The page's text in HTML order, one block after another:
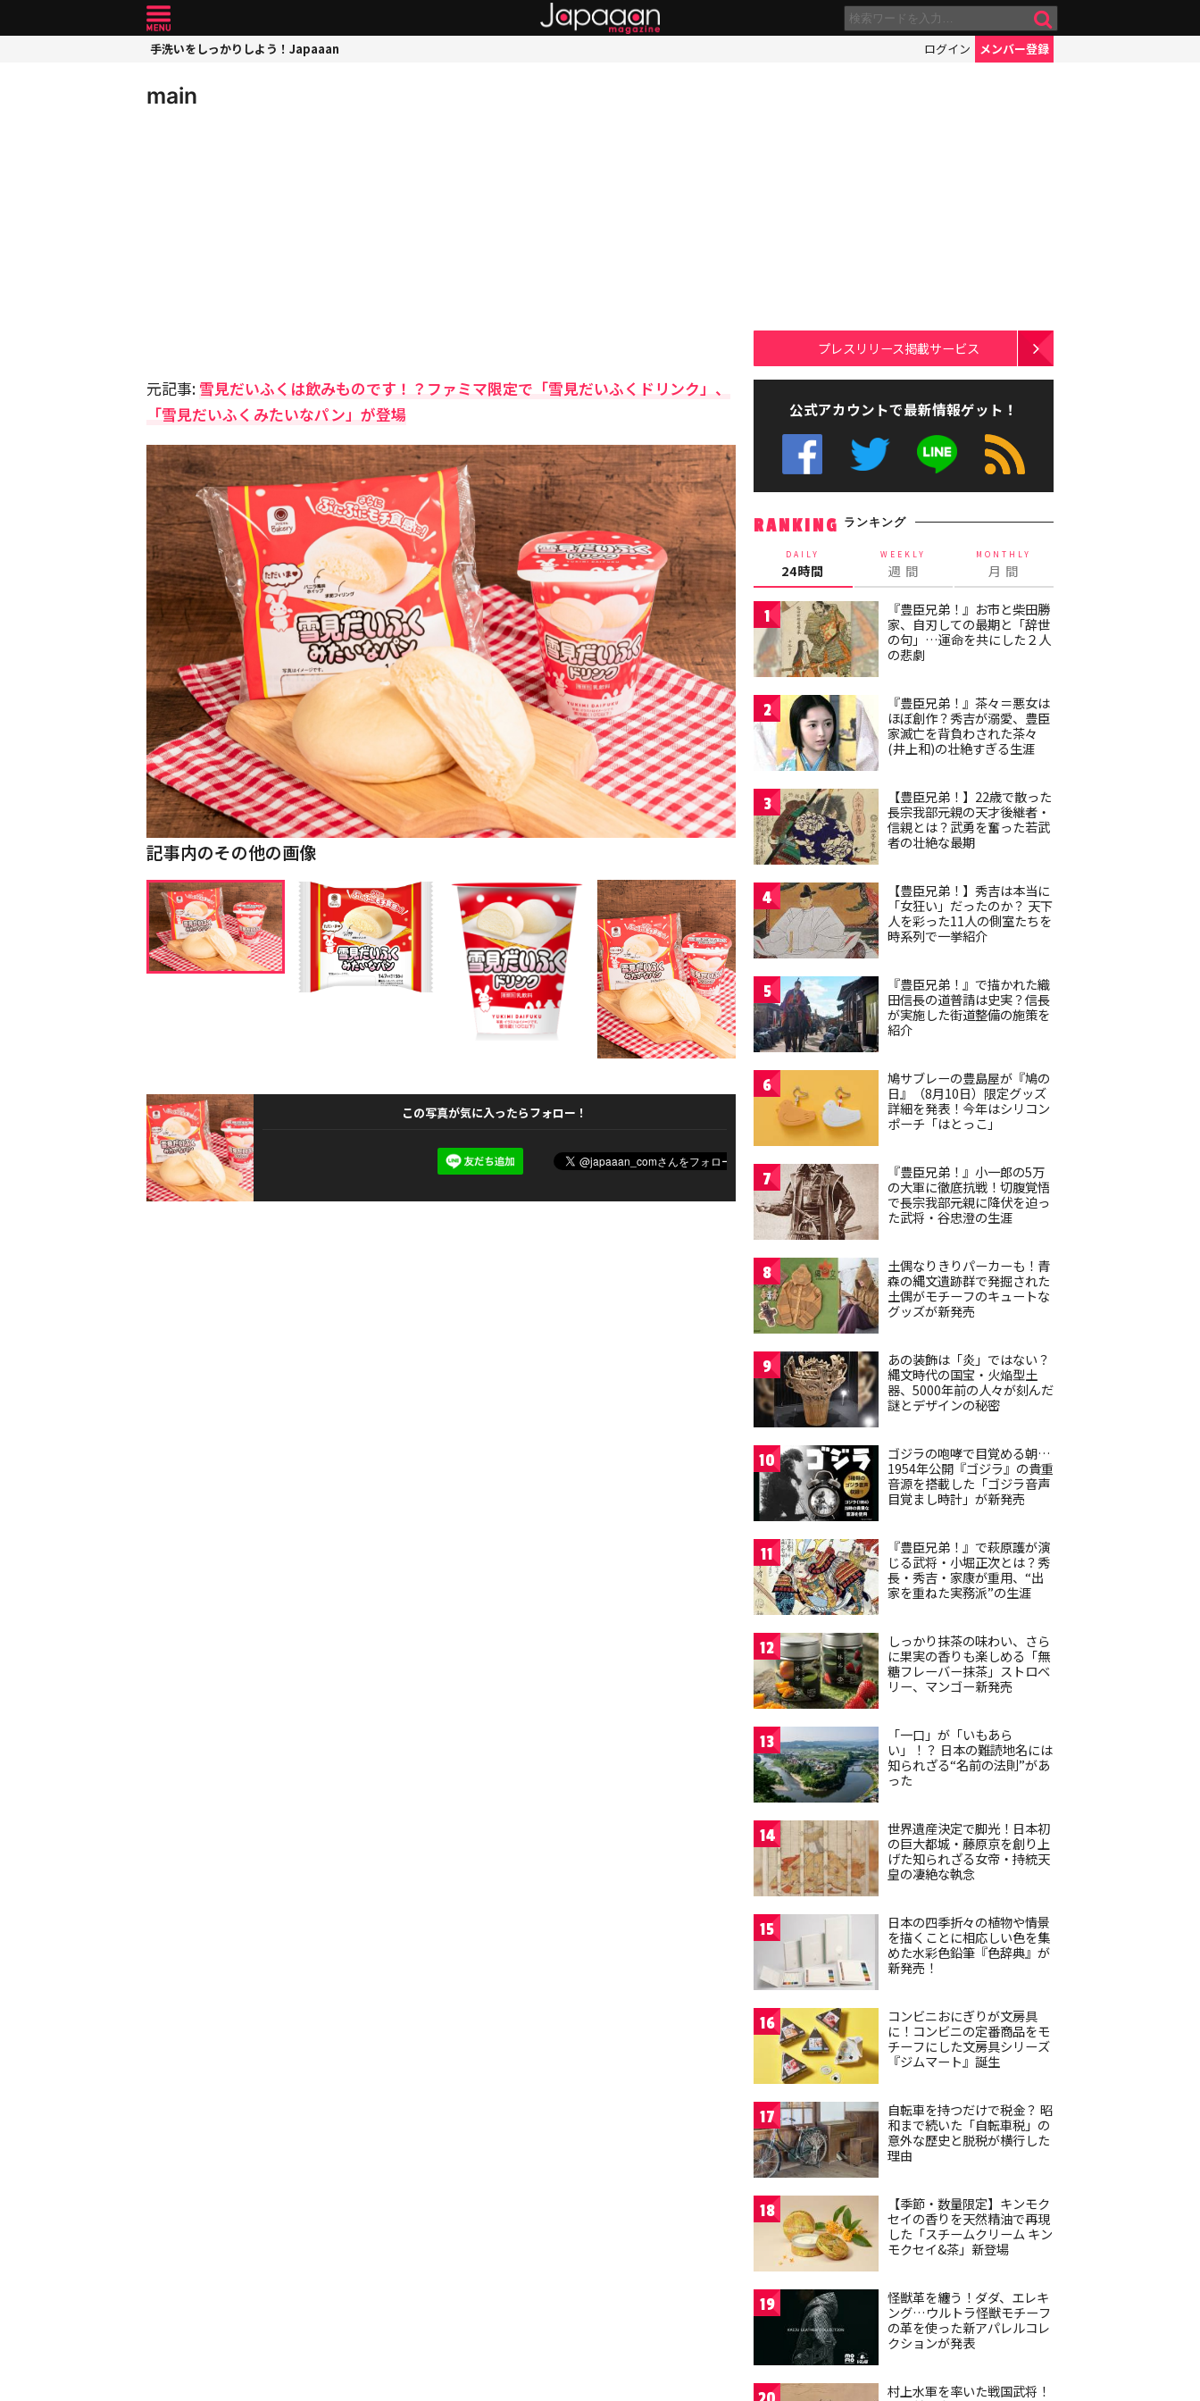
手洗いをしっかりしよう！Japaaan ログイン メンバー登録
main
元記事: 雪見だいふくは飲みものです！？ファミマ限定で「雪見だいふくドリンク」、
「雪見だいふくみたいなパン」が登場
記事内のその他の画像
この写真が気に入ったらフォロー！
プレスリリース掲載サービス
公式アカウントで最新情報ゲット！
RANKING ランキング
DAILY
24時間
WEEKLY
週 間
MONTHLY
月 間
1
『豊臣兄弟！』お市と柴田勝
家、自刃しての最期と「辞世
の句」…運命を共にした２人
の悲劇
2
『豊臣兄弟！』茶々＝悪女は
ほぼ創作？秀吉が溺愛、豊臣
家滅亡を背負わされた茶々
(井上和)の壮絶すぎる生涯
3
【豊臣兄弟！】22歳で散った
長宗我部元親の天才後継者・
信親とは？武勇を奮った若武
者の壮絶な最期
4
【豊臣兄弟！】秀吉は本当に
「女狂い」だったのか？ 天下
人を彩った11人の側室たちを
時系列で一挙紹介
5
『豊臣兄弟！』で描かれた織
田信長の道普請は史実？信長
が実施した街道整備の施策を
紹介
6
鳩サブレーの豊島屋が『鳩の
日』（8月10日）限定グッズ
詳細を発表！今年はシリコン
ポーチ「はとっこ」
7
『豊臣兄弟！』小一郎の5万
の大軍に徹底抗戦！切腹覚悟
で長宗我部元親に降伏を迫っ
た武将・谷忠澄の生涯
8
土偶なりきりパーカーも！青
森の縄文遺跡群で発掘された
土偶がモチーフのキュートな
グッズが新発売
9
あの装飾は「炎」ではない？
縄文時代の国宝・火焔型土
器、5000年前の人々が刻んだ
謎とデザインの秘密
10
ゴジラの咆哮で目覚める朝…
1954年公開『ゴジラ』の貴重
音源を搭載した「ゴジラ音声
目覚まし時計」が新発売
11
『豊臣兄弟！』で萩原護が演
じる武将・小堀正次とは？秀
長・秀吉・家康が重用、“出
家を重ねた実務派”の生涯
12
しっかり抹茶の味わい、さら
に果実の香りも楽しめる「無
糖フレーバー抹茶」ストロベ
リー、マンゴー新発売
13
「一口」が「いもあら
い」！？ 日本の難読地名には
知られざる“名前の法則”があ
った
14
世界遺産決定で脚光！日本初
の巨大都城・藤原京を創り上
げた知られざる女帝・持統天
皇の凄絶な執念
15
日本の四季折々の植物や情景
を描くことに相応しい色を集
めた水彩色鉛筆『色辞典』が
新発売！
16
コンビニおにぎりが文房具
に！コンビニの定番商品をモ
チーフにした文房具シリーズ
『ジムマート』誕生
17
自転車を持つだけで税金？ 昭
和まで続いた「自転車税」の
意外な歴史と脱税が横行した
理由
18
【季節・数量限定】キンモク
セイの香りを天然精油で再現
した「スチームクリーム キン
モクセイ&茶」新登場
19
怪獣革を纏う！ダダ、エレキ
ング…ウルトラ怪獣モチーフ
の革を使った新アパレルコレ
クションが発表
村上水軍を率いた戦国武将！